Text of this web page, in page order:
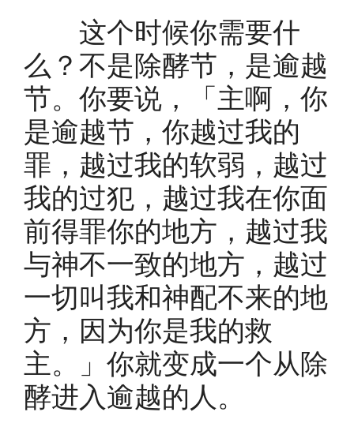
这个时候你需要什
么？不是除酵节，是逾越
节。你要说，「主啊，你
是逾越节，你越过我的
罪，越过我的软弱，越过
我的过犯，越过我在你面
前得罪你的地方，越过我
与神不一致的地方，越过
一切叫我和神配不来的地
方，因为你是我的救
主。」你就变成一个从除
酵进入逾越的人。